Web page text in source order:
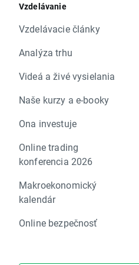
Vzdelávanie
Vzdelávacie články
Analýza trhu
Videá a živé vysielania
Naše kurzy a e-booky
Ona investuje
Online trading
konferencia 2026
Makroekonomický
kalendár
Online bezpečnosť